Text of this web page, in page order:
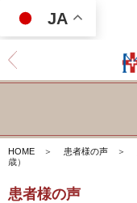
JA
HOME ＞ 患者様の声 ＞
歳）
患者様の声